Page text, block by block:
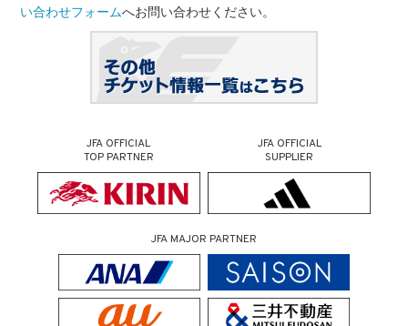
い合わせフォームへお問い合わせください。
JFA OFFICIAL
TOP PARTNER
JFA OFFICIAL
SUPPLIER
JFA MAJOR PARTNER